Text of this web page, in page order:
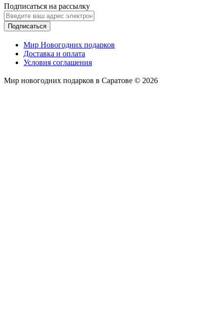
Подписаться на рассылку
Подписаться
Мир Новогодних подарков
Доставка и оплата
Условия соглашения
Мир новогодних подарков в Саратове © 2026